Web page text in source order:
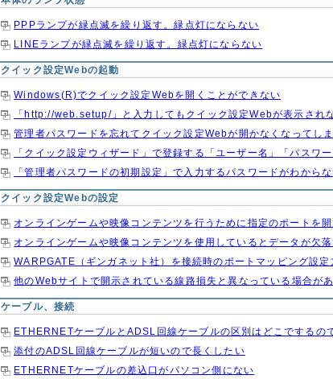
PPPランプが緑点滅を繰り返す。緑点灯にならない
LINEランプが緑点滅を繰り返す。緑点灯にならない
クイック設定Webの起動
Windows(R)でクイック設定Webを開くことができない
「http://web.setup/」と入力してもクイック設定Webが表示され
管理者パスワードを忘れてクイック設定Webが開かなくなってし
「クイック設定ウィザード」で登録する「ユーザー名」「パスワ
「管理者パスワードの初期設定」で入力するパスワードがわから
クイック設定Webの設定
オンラインゲームや映像コンテンツを行うために指定のポートを
オンラインゲームや映像コンテンツを使用しているとデータが欠落
WARPGATE（ギンガネット社）を接続時のポートマッピング設定
他のWebサイトで開示されている線路損失と異なっている場合が
ケーブル、接続
ETHERNETケーブルとADSL回線ケーブルの区別はどこでするの
添付のADSL回線ケーブルが短いので長くしたい
ETHERNETケーブルの差込口がパソコン側にない